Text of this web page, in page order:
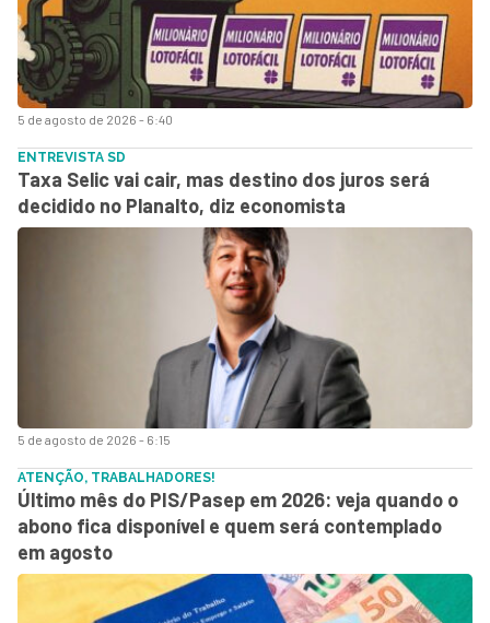
5 de agosto de 2026 - 6:40
5 de agosto de 2026 - 6:15
ENTREVISTA SD
Taxa Selic vai cair, mas destino dos juros será
decidido no Planalto, diz economista
ATENÇÃO, TRABALHADORES!
Último mês do PIS/Pasep em 2026: veja quando o
abono fica disponível e quem será contemplado
em agosto